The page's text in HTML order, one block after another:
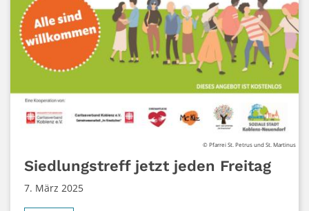
© Pfarrei St. Petrus und St. Martinus
Siedlungstreff jetzt jeden Freitag
7. März 2025